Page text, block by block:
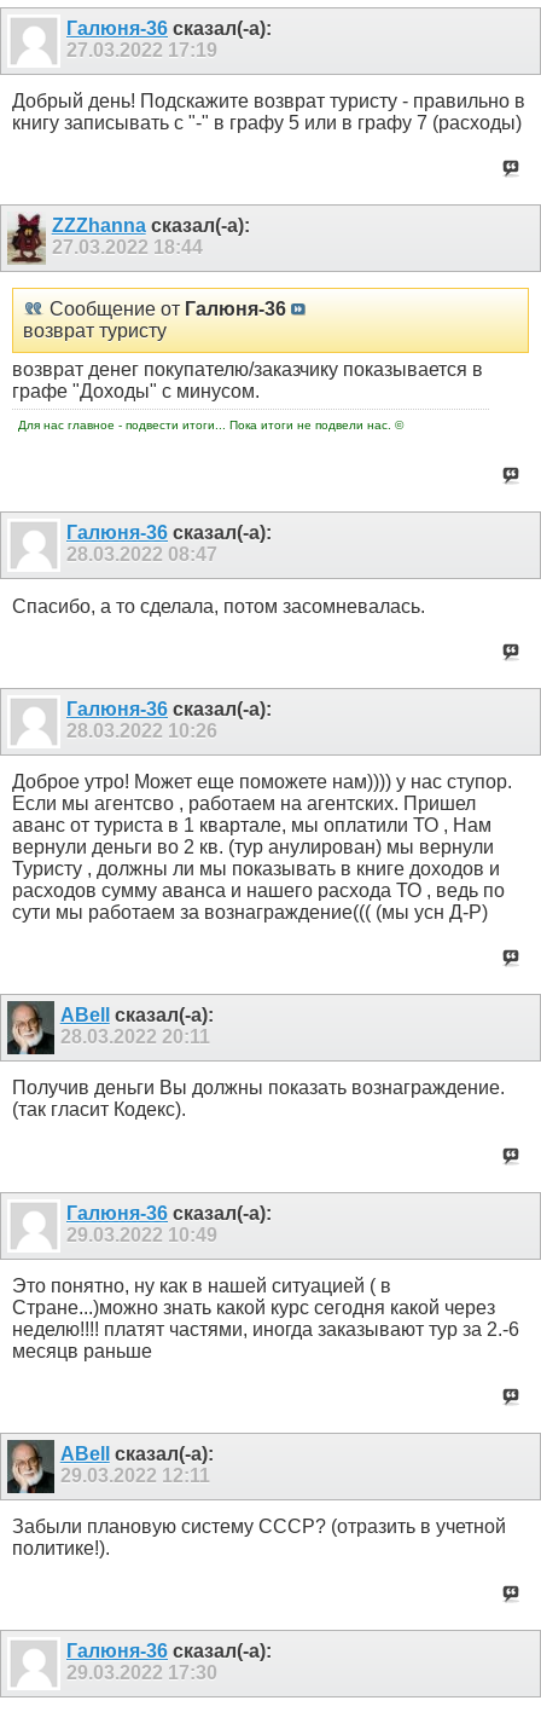
Галюня-36 сказал(-а):
27.03.2022 17:19
Добрый день! Подскажите возврат туристу - правильно в
книгу записывать с "-" в графу 5 или в графу 7 (расходы)
ZZZhannaсказал(-а):
27.03.2022 18:44
Сообщение от Галюня-36
возврат туристу
возврат денег покупателю/заказчику показывается в
графе "Доходы" с минусом.
Для нас главное - подвести итоги... Пока итоги не подвели нас. ©
Галюня-36 сказал(-а):
28.03.2022 08:47
Спасибо, а то сделала, потом засомневалась.
Галюня-36 сказал(-а):
28.03.2022 10:26
Доброе утро! Может еще поможете нам)))) у нас ступор.
Если мы агентсво , работаем на агентских. Пришел
аванс от туриста в 1 квартале, мы оплатили ТО , Нам
вернули деньги во 2 кв. (тур анулирован) мы вернули
Туристу , должны ли мы показывать в книге доходов и
расходов сумму аванса и нашего расхода ТО , ведь по
сути мы работаем за вознаграждение((( (мы усн Д-Р)
ABell
сказал(-а):
28.03.2022 20:11
Получив деньги Вы должны показать вознаграждение.
(так гласит Кодекс).
Галюня-36 сказал(-а):
29.03.2022 10:49
Это понятно, ну как в нашей ситуацией ( в
Стране...)можно знать какой курс сегодня какой через
неделю!!!! платят частями, иногда заказывают тур за 2.-6
месяцв раньше
ABell
сказал(-а):
29.03.2022 12:11
Забыли плановую систему СССР? (отразить в учетной
политике!).
Галюня-36 сказал(-а):
29.03.2022 17:30